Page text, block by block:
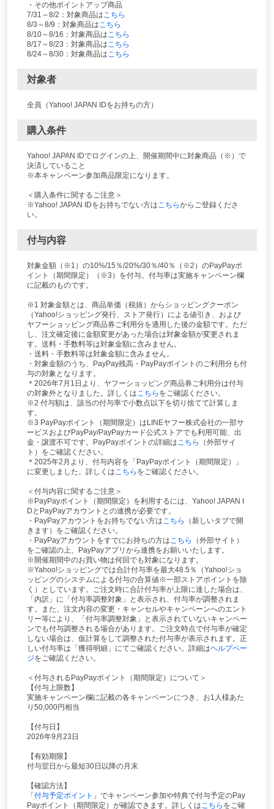
・その他ポイントアップ商品
7/31～8/2：対象商品はこちら
8/3～8/9：対象商品はこちら
8/10～8/16：対象商品はこちら
8/17～8/23：対象商品はこちら
8/24～8/30：対象商品はこちら
対象者
全員（Yahoo! JAPAN IDをお持ちの方）
購入条件
Yahoo! JAPAN IDでログインの上、開催期間中に対象商品（※）で
決済していること
※本キャンペーン参加商品限定になります。
＜購入条件に関するご注意＞
※Yahoo! JAPAN IDをお持ちでない方はこちらからご登録くださ
い。
付与内容
対象金額（※1）の10%/15％/20%/30％/40％（※2）のPayPayポ
イント（期間限定）（※3）を付与。付与率は実施キャンペーン欄
に記載のものです。
※1 対象金額とは、商品単価（税抜）からショッピングクーポン
（Yahoo!ショッピング発行、ストア発行）による値引き、および
ヤフーショッピング商品券ご利用分を適用した後の金額です。ただ
し、注文確定後に金額変更があった場合は対象金額が変更されま
す。送料・手数料等は対象金額に含みません。
・送料・手数料等は対象金額に含みません。
・対象金額のうち、PayPay残高・PayPayポイントのご利用分も付
与の対象となります。
＊2026年7月1日より、ヤフーショッピング商品券ご利用分は付与
の対象外となりました。詳しくはこちら をご確認ください。
※2 付与額は、該当の付与率で小数点以下を切り捨てて計算しま
す。
※3 PayPayポイント（期間限定）はLINEヤフー株式会社の一部サ
ービスおよびPayPay/PayPayカード公式ストアでも利用可能、出
金・譲渡不可です。PayPayポイントの詳細はこちら
（外部サイ
ト）をご確認ください。
＊2025年2月より、付与内容を「PayPayポイント（期間限定）」
に変更しました。詳しくはこちら をご確認ください。
＜付与内容に関するご注意＞
※PayPayポイント（期間限定）を利用するには、Yahoo! JAPAN I
DとPayPayアカウントとの連携が必要です。
・PayPayアカウントをお持ちでない方はこちら
（新しいタブで開
きます）をご確認ください。
・PayPayアカウントをすでにお持ちの方はこちら
（外部サイト）
をご確認の上、PayPayアプリから連携をお願いいたします。
※開催期間中のお買い物は何回でも対象になります。
※Yahoo!ショッピングでは合計付与率を最大48.5％（Yahoo!ショ
ッピングのシステムによる付与の合算値※一部ストアポイントを除
く）としています。ご注文時に合計付与率が上限に達した場合は、
「内訳」に「付与率調整対象」と表示され、付与率が調整されま
す。また、注文内容の変更・キャンセルやキャンペーンへのエント
リー等により、「付与率調整対象」と表示されていないキャンペー
ンでも付与調整される場合があります。ご注文時点で付与率が確定
しない場合は、仮計算をして調整された付与率が表示されます。正
しい付与率は「獲得明細」にてご確認ください。詳細はヘルプペー
ジをご確認ください。
＜付与されるPayPayポイント（期間限定）について＞
【付与上限数】
実施キャンペーン欄に記載の各キャンペーンにつき、お1人様あた
り50,000円相当
【付与日】
2026年9月23日
【有効期限】
付与翌日から最短30日以降の月末
【確認方法】
「 付与予定ポイント 」でキャンペーン参加や特典で付与予定のPay
Payポイント（期間限定）が確認できます。詳しくはこちら をご確